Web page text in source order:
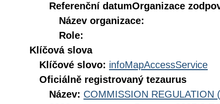
Referenční datumOrganizace
Název organizace:
Role:
Klíčová slova
Klíčové slovo: infoMapAccessService
Oficiálně registrovaný tezaurus
Název: COMMISSION REGULATION